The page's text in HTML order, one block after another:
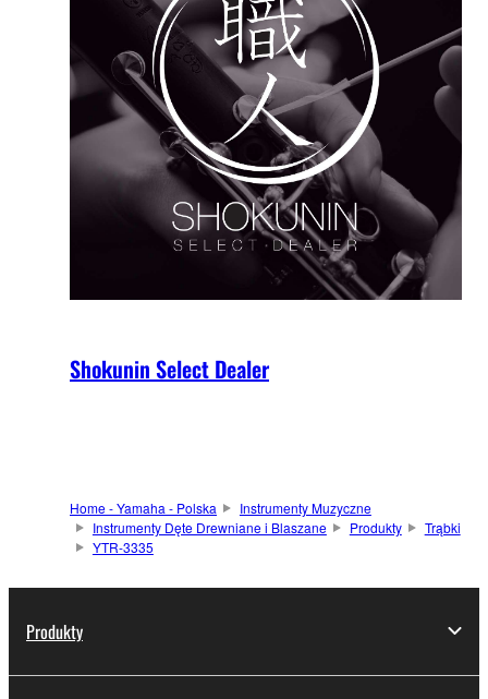
Shokunin Select Dealer
Home - Yamaha - Polska
Instrumenty Muzyczne
Instrumenty Dęte Drewniane i Blaszane
Produkty
Trąbki
YTR-3335
Produkty